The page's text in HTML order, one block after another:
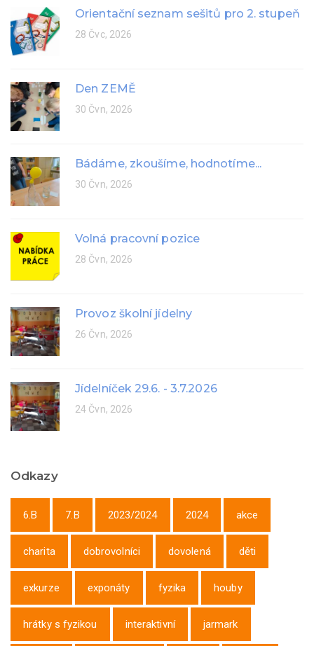
Orientační seznam sešitů pro 2. stupeň
28 Čvc, 2026
Den ZEMĚ
30 Čvn, 2026
Bádáme, zkoušíme, hodnotíme...
30 Čvn, 2026
Volná pracovní pozice
28 Čvn, 2026
Provoz školní jídelny
26 Čvn, 2026
Jídelníček 29.6. - 3.7.2026
24 Čvn, 2026
Odkazy
6.B 7.B 2023/2024 2024 akce
charita dobrovolníci dovolená děti
exkurze exponáty fyzika houby
hrátky s fyzikou interaktivní jarmark